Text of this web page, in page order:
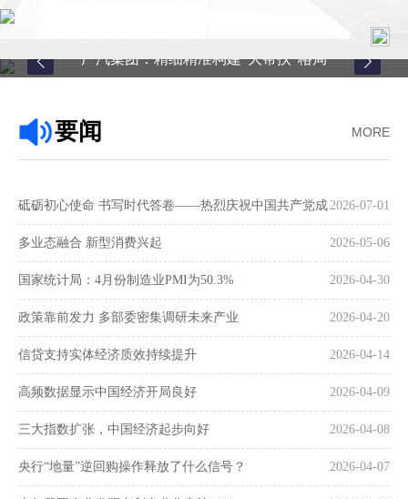
关于中心
县域服务
案例中心
联系我们
在线留言
广汽集团：精细精准构建“大帮扶”格局
MORE
要闻
2026-07-01
砥砺初心使命 书写时代答卷——热烈庆祝中国共产党成
立105周年 2026-05-06
多业态融合 新型消费兴起
2026-04-30
国家统计局：4月份制造业PMI为50.3%
2026-04-20
政策靠前发力 多部委密集调研未来产业
2026-04-14
信贷支持实体经济质效持续提升
2026-04-09
高频数据显示中国经济开局良好
2026-04-08
三大指数扩张，中国经济起步向好
2026-04-07
央行“地量”逆回购操作释放了什么信号？